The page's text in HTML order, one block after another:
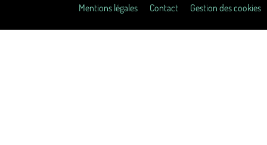
Mentions légales Contact Gestion des cookies